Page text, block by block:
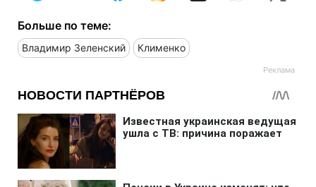
Больше по теме:
Владимир Зеленский Клименко